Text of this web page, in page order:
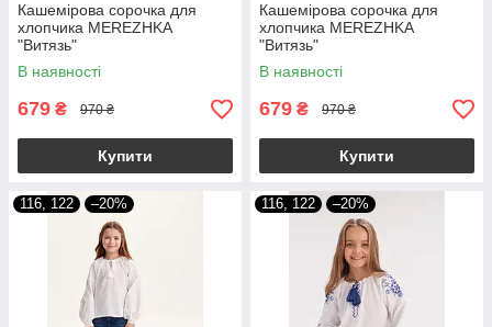
Кашемірова сорочка для
хлопчика MEREZHKA
"Витязь"
В наявності
679 ₴ 970 ₴
Купити
Кашемірова сорочка для
хлопчика MEREZHKA
"Витязь"
В наявності
679 ₴ 970 ₴
Купити
116, 122 –20% 116, 122 –20%